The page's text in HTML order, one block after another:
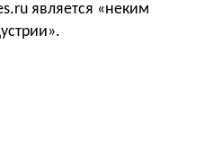
является «неким